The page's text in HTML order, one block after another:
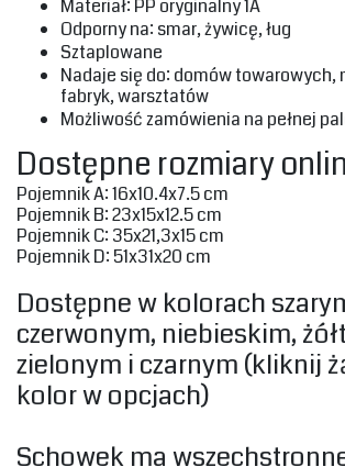
‎Materiał: PP oryginalny 1A‎
‎Odporny na: smar, żywicę, ług‎
‎Sztaplowane
‎Nadaje się do: domów towarowych,
fabryk, warsztatów‎
‎Możliwość zamówienia na pełnej
‎Dostępne rozmiary
‎Pojemnik A: 16x10.4x7.5 cm‎
‎Pojemnik B: 23x15x12.5 cm‎
‎Pojemnik C: 35x21,3x15 cm‎
‎Pojemnik D: 51x31x20 cm‎
‎Dostępne w kolorach
czerwonym, niebieskim,
zielonym i czarnym (kliknij
kolor w opcjach)‎
‎Schowek ma